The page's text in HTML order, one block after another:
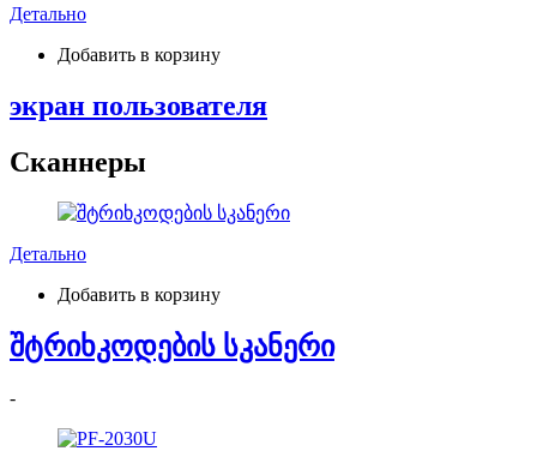
Детально
Добавить в корзину
экран пользователя
Сканнеры
Детально
Добавить в корзину
შტრიხკოდების სკანერი
-